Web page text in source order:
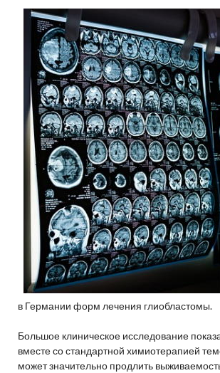
в Германии форм лечения глиобластомы.
Большое клиническое исследование
вместе со стандартной химиотерапией
может значительно продлить